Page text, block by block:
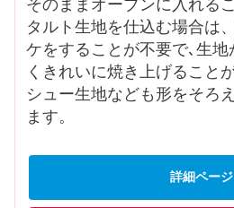
そのままオーブンに入れる
タルト生地を仕込む場合は
ケをすることが不要で､生
くきれいに焼き上げること
シュー生地なども形をそろ
ます。
詳細ページ